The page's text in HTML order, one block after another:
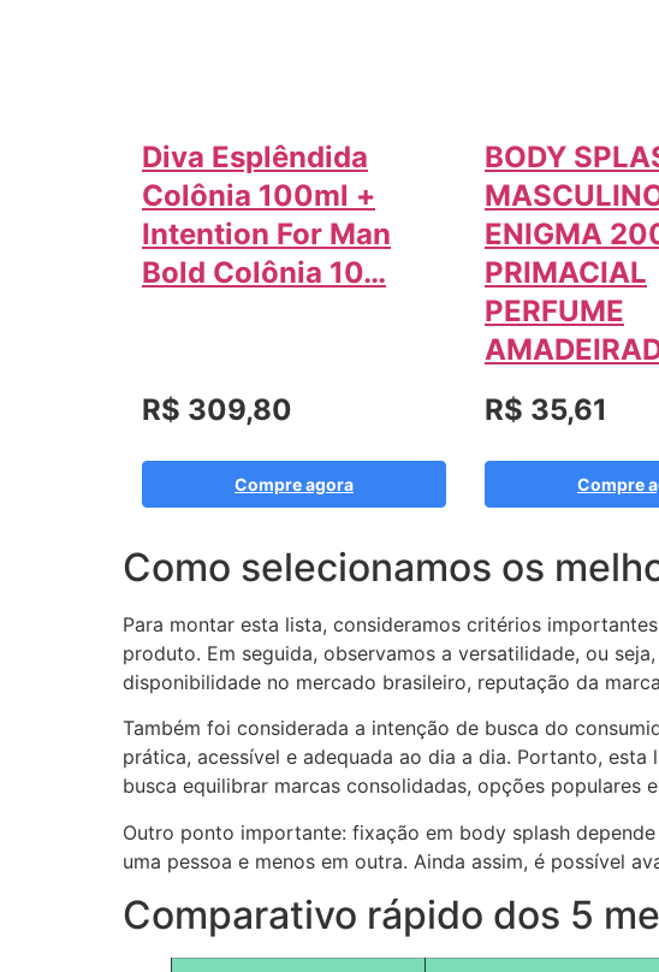
Diva Esplêndida
Colônia 100ml +
Intention For Man
Bold Colônia 10…
R$ 309,80
Compre agora
BODY
ENIGMA
PRIMACIAL
PERFUME
R$ 35,61
Compre
Como selecionamos os
Para montar esta lista, consideramos critérios
produto. Em seguida, observamos a versatilidade, ou
disponibilidade no mercado brasileiro, reputação da
Também foi considerada a intenção de busca do
prática, acessível e adequada ao dia a dia. Portanto,
busca equilibrar marcas consolidadas, opções populares
Outro ponto importante: fixação em body splash
uma pessoa e menos em outra. Ainda assim, é possível
Comparativo rápido dos 5